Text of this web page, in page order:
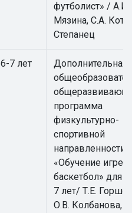
футболист» / А.И.
Мязина, С.А.
Степанец
6-7 лет
Дополнительная
программа
физкультурно-
спортивной
направленности
«Обучение игре в
баскетбол» для
7 лет/ Т.Е.
О.В. Колбанова,